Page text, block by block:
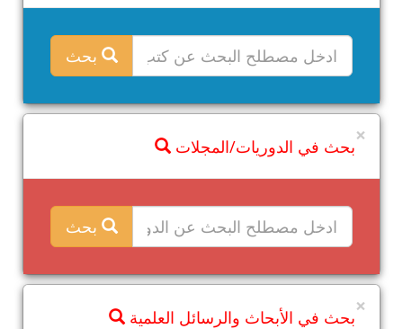
×بحث في الدوريات/المجلات
×بحث في الأبحاث والرسائل العلمية